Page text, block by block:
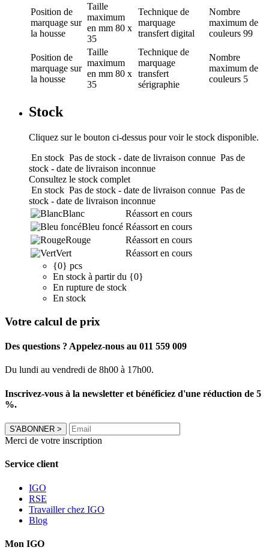
Position de
marquage sur
la housse
Taille
maximum
en mm 80 x
35
Technique de
marquage
transfert digital
Nombre
maximum de
couleurs 99
Position de
marquage sur
la housse
Taille
maximum
en mm 80 x
35
Technique de
marquage
transfert
sérigraphie
Nombre
maximum de
couleurs 5
Stock
Cliquez sur le bouton ci-dessus pour voir le stock disponible.
En stock Pas de stock - date de livraison connue Pas de
stock - date de livraison inconnue
Consultez le stock complet
En stock Pas de stock - date de livraison connue Pas de
stock - date de livraison inconnue
Blanc
Réassort en cours
Bleu foncé Réassort en cours
Rouge
Réassort en cours
Vert
Réassort en cours
{0} pcs
En stock à partir du {0}
En rupture de stock
En stock
Votre calcul de prix
Des questions ? Appelez-nous au 011 559 009
Du lundi au vendredi de 8h00 à 17h00.
Inscrivez-vous à la newsletter et bénéficiez d'une réduction de 5
%.
S'ABONNER >
Merci de votre inscription
Service client
IGO
RSE
Travailler chez IGO
Blog
Mon IGO